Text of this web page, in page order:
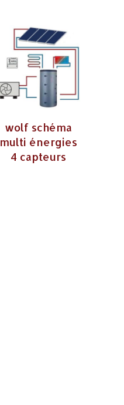
wolf schéma
multi énergies
4 capteurs